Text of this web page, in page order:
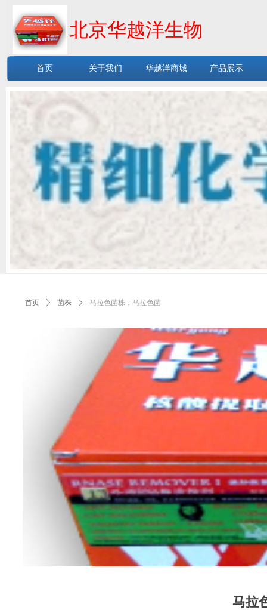
北京华越洋生物
首页 关于我们 华越洋商城 产品展示
首页 ꄲ 菌株 ꄲ 马拉色菌株，马拉色菌
马拉